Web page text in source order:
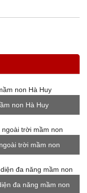
non Hà Huy
trời mầm non
đa năng mầm non